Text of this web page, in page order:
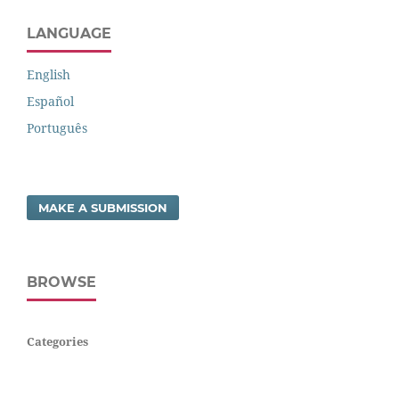
LANGUAGE
English
Español
Português
MAKE A SUBMISSION
BROWSE
Categories